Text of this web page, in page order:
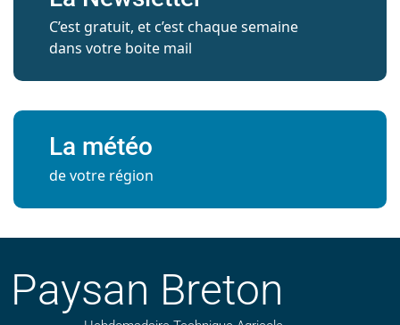
C’est gratuit, et c’est chaque semaine
dans votre boite mail
La météo
de votre région
Paysan Breton